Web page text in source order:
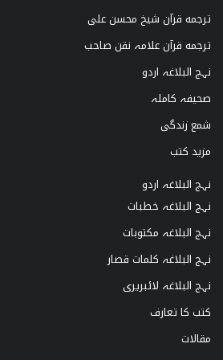
ترجمه قرآن شیخ محسن علی
ترجمه قرآن علامہ نقن صاحب
نہج البلاغہ اردو
صحیفہ کاملہ
شمع زندگی
مزید کتب
نہج البلاغہ اردو
نہج البلاغہ خطبات
نہج البلاغہ مکتوبات
نہج البلاغہ کلمات قصار
نہج البلاغہ لائبریری
کتب کا تعارف
مقالات